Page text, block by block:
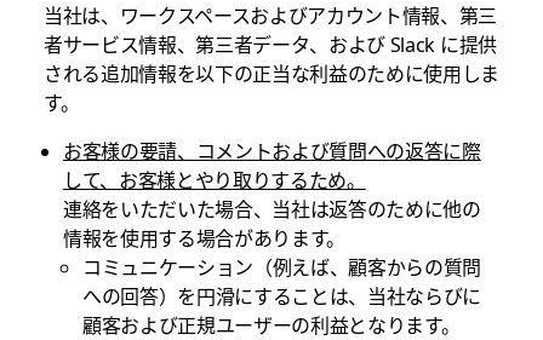
当社は、ワークスペースおよびアカウント情報、第三
者サービス情報、第三者データ、および Slack に提供
される追加情報を以下の正当な利益のために使用しま
す。
お客様の要請、コメントおよび質問への返答に際
して、お客様とやり取りするため。
連絡をいただいた場合、当社は返答のために他の
情報を使用する場合があります。
コミュニケーション（例えば、顧客からの質問
への回答）を円滑にすることは、当社ならびに
顧客および正規ユーザーの利益となります。